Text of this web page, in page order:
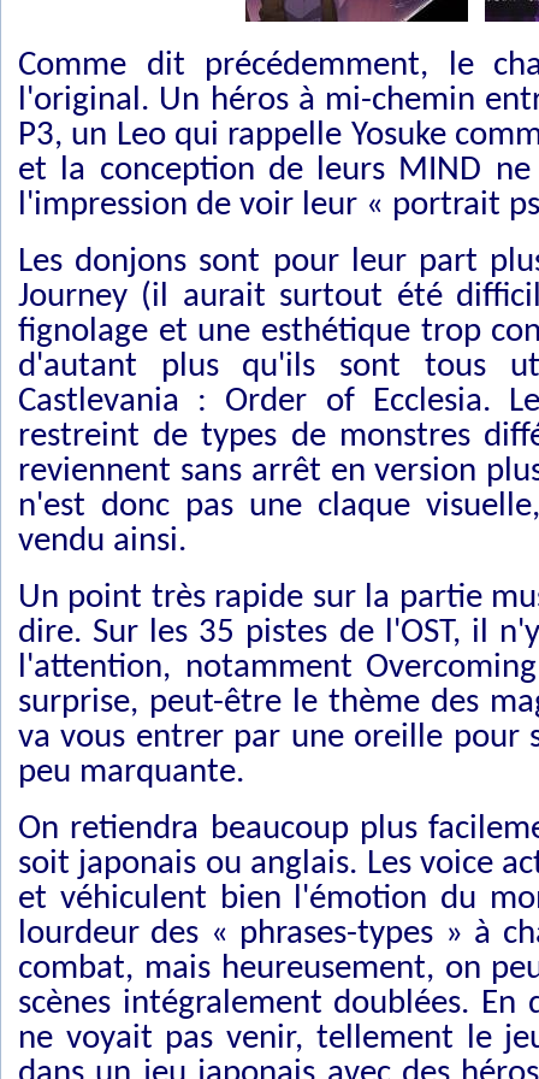
Comme dit précédemment, le
l'original. Un héros à mi-chemin
P3, un Leo qui rappelle Yosuke
et la conception de leurs MIND
l'impression de voir leur « portrait
Les donjons sont pour leur part
Journey (il aurait surtout été
fignolage et une esthétique trop
d'autant plus qu'ils sont tous
Castlevania : Order of Ecclesia.
restreint de types de monstres
reviennent sans arrêt en version
n'est donc pas une claque
vendu ainsi.
Un point très rapide sur la partie
dire. Sur les 35 pistes de l'OST, il
l'attention, notamment
surprise, peut-être le thème des
va vous entrer par une oreille
peu marquante.
On retiendra beaucoup plus
soit japonais ou anglais. Les voice
et véhiculent bien l'émotion du
lourdeur des « phrases-types » à
combat, mais heureusement, on
scènes intégralement doublées.
ne voyait pas venir, tellement le